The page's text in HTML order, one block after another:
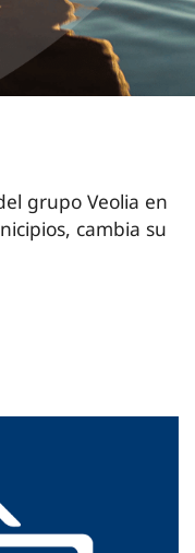
grupo Veolia en
cambia su